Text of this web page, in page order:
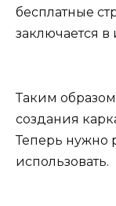
бесплатные
заключается
Таким
создания
Теперь нужно
использовать.